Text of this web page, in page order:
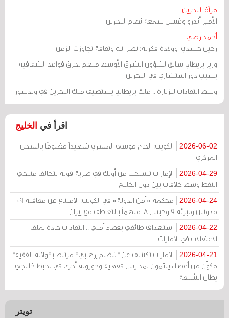
مرآة البحرين
الأمير أندرو وغسل سمعة نظام البحرين
أحمد رضي
رحيل جسدي، وولادة فكرية: نصر الله وثقافة تجاوزت الزمن
وزير بريطاني سابق لشؤون الشرق الأوسط متهم بخرق قواعد الشفافية
بسبب دور استشاري في البحرين
وسط انتقادات للزيارة .. ملك بريطانيا يستضيف ملك البحرين في وندسور
اقرأ في الخليج
2026-06-02
الكويت: الحاج موسى المسري شهيداً مظلومًا بالسجن
المركزي
2026-04-29
الإمارات تنسحب من أوبك في ضربة قوية لتحالف منتجي
النفط وسط خلافات بين دول الخليج
2026-04-24
محكمة «أمن الدولة» في الكويت: الامتناع عن معاقبة 109
مدونين وتبرئة 9 وحبس 18 متهماً بالتعاطف مع إيران
2026-04-22
استهداف طائفي بغطاء أمني .. انتقادات حادة لملف
الاعتقالات في الإمارات
2026-04-21
الإمارات تكشف عن "تنظيم إرهابي" مرتبط بـ"ولاية الفقيه"
مكوّن من أعضاء ينتمون لمدارس فقهية وحوزوية أخرى في تخبط خليجي
يطال الشيعة
تويتر